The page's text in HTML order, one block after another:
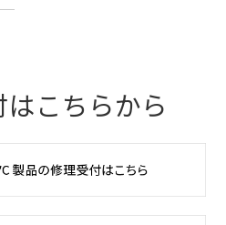
こちらから